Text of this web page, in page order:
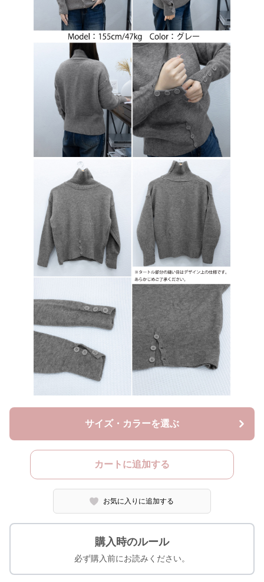
サイズ・カラーを選ぶ
カートに追加する
お気に入りに追加する
購入時のルール
必ず購入前にお読みください。